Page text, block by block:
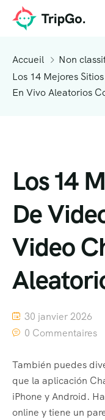
Accueil
Non
Los 14 Mejores
En Vivo Aleatorios
Los 14
De
Video
30 janvier 2026
0 Commentaires
También puedes
que la aplicación
iPhone y Android.
online y tiene un